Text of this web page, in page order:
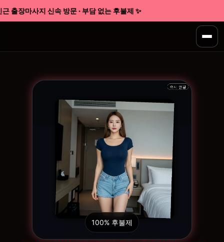
출장마사지 신속 방문 · 부담 없는 후불제 ✨
100% 후불제